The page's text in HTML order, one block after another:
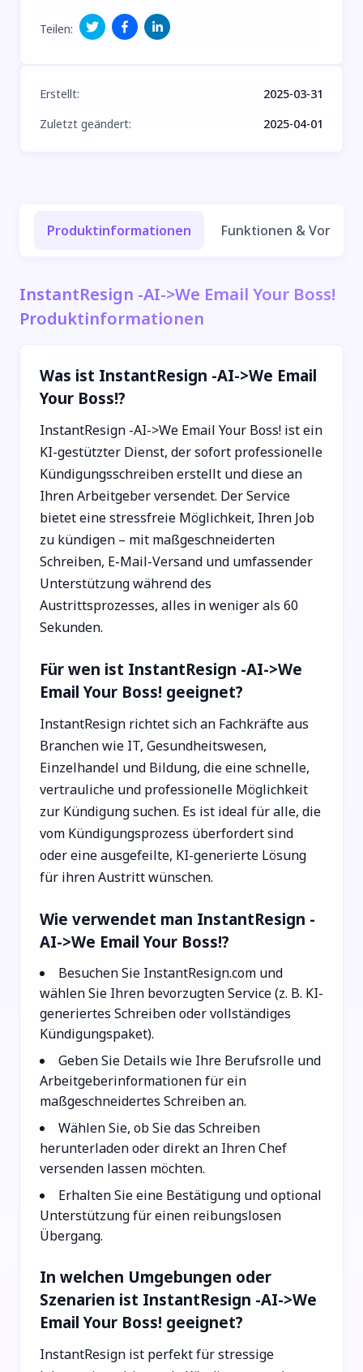
Teilen:
Erstellt:
2025-03-31
Zuletzt geändert: 2025-04-01
Produktinformationen Funktionen & Vorteile
InstantResign -AI->We Email Your Boss!
Produktinformationen
Was ist InstantResign -AI->We Email
Your Boss!?
InstantResign -AI->We Email Your Boss! ist ein
KI-gestützter Dienst, der sofort professionelle
Kündigungsschreiben erstellt und diese an
Ihren Arbeitgeber versendet. Der Service
bietet eine stressfreie Möglichkeit, Ihren Job
zu kündigen – mit maßgeschneiderten
Schreiben, E-Mail-Versand und umfassender
Unterstützung während des
Austrittsprozesses, alles in weniger als 60
Sekunden.
Für wen ist InstantResign -AI->We
Email Your Boss! geeignet?
InstantResign richtet sich an Fachkräfte aus
Branchen wie IT, Gesundheitswesen,
Einzelhandel und Bildung, die eine schnelle,
vertrauliche und professionelle Möglichkeit
zur Kündigung suchen. Es ist ideal für alle, die
vom Kündigungsprozess überfordert sind
oder eine ausgefeilte, KI-generierte Lösung
für ihren Austritt wünschen.
Wie verwendet man InstantResign -
AI->We Email Your Boss!?
Besuchen Sie InstantResign.com und
wählen Sie Ihren bevorzugten Service (z. B. KI-
generiertes Schreiben oder vollständiges
Kündigungspaket).
Geben Sie Details wie Ihre Berufsrolle und
Arbeitgeberinformationen für ein
maßgeschneidertes Schreiben an.
Wählen Sie, ob Sie das Schreiben
herunterladen oder direkt an Ihren Chef
versenden lassen möchten.
Erhalten Sie eine Bestätigung und optional
Unterstützung für einen reibungslosen
Übergang.
In welchen Umgebungen oder
Szenarien ist InstantResign -AI->We
Email Your Boss! geeignet?
InstantResign ist perfekt für stressige